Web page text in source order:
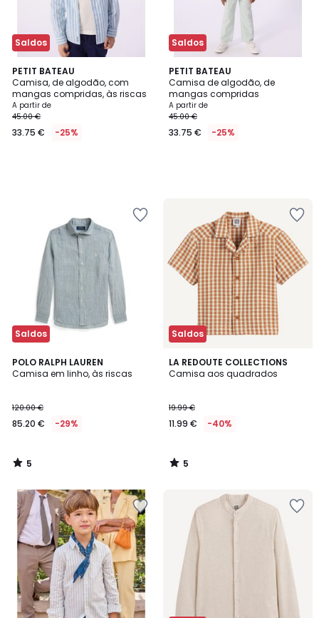
Saldos
PETIT BATEAU
Camisa, de algodão, com
mangas compridas, às riscas
A partir de
45.00 €
33.75 € -25%
Saldos
PETIT BATEAU
Camisa de algodão, de
mangas compridas
A partir de
45.00 €
33.75 € -25%
Saldos
POLO RALPH LAUREN
Camisa em linho, às riscas
120.00 €
85.20 € -29%
5
/
5
/
Saldos
LA REDOUTE COLLECTIONS
Camisa aos quadrados
19.99 €
11.99 € -40%
5
/
5
/